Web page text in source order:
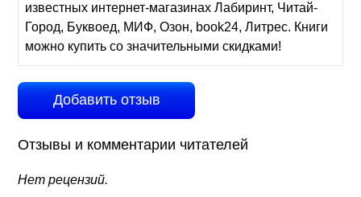
известных интернет-магазинах Лабиринт, Читай-
Город, Буквоед, МИФ, Озон, book24, Литрес. Книги
можно купить со значительными скидками!
Добавить отзыв
Отзывы и комментарии читателей
Нет рецензий.